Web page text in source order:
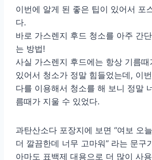
이번에 알게 된 좋은 팁이 있어서 포
다.
바로 가스렌지 후드 청소를 아주 간
는 방법!
사실 가스렌지 후드에는 항상 기름때
있어서 청소가 정말 힘들었는데, 이
다를 이용해서 청소를 해 보니 정말
름때가 지울 수 있었다.
과탄산소다 포장지에 보면 “여보 오
더 깔끔한데 너무 고마워” 라는 문구
아마도 표백제 대용으로 더 많이 사